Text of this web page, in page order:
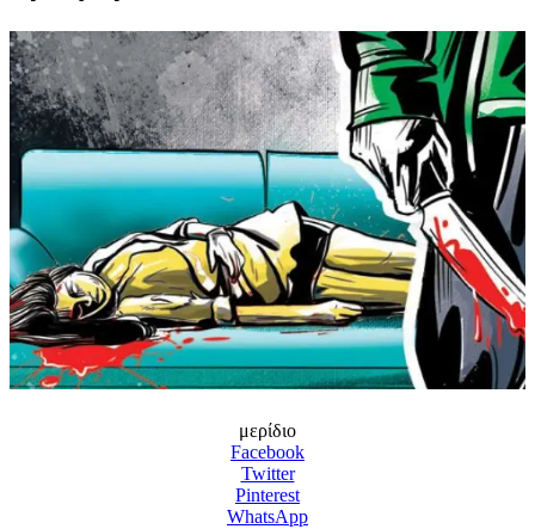
μερίδιο
Facebook
Twitter
Pinterest
WhatsApp